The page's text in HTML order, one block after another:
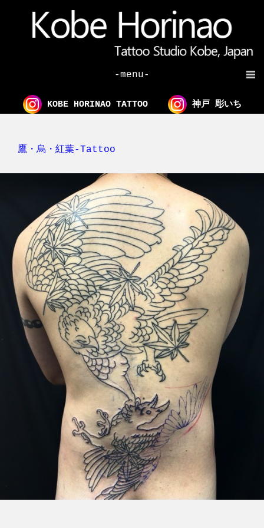
-menu-
KOBE HORINAO TATTOO 神戸 彫いち
鷹・烏・紅葉-Tattoo